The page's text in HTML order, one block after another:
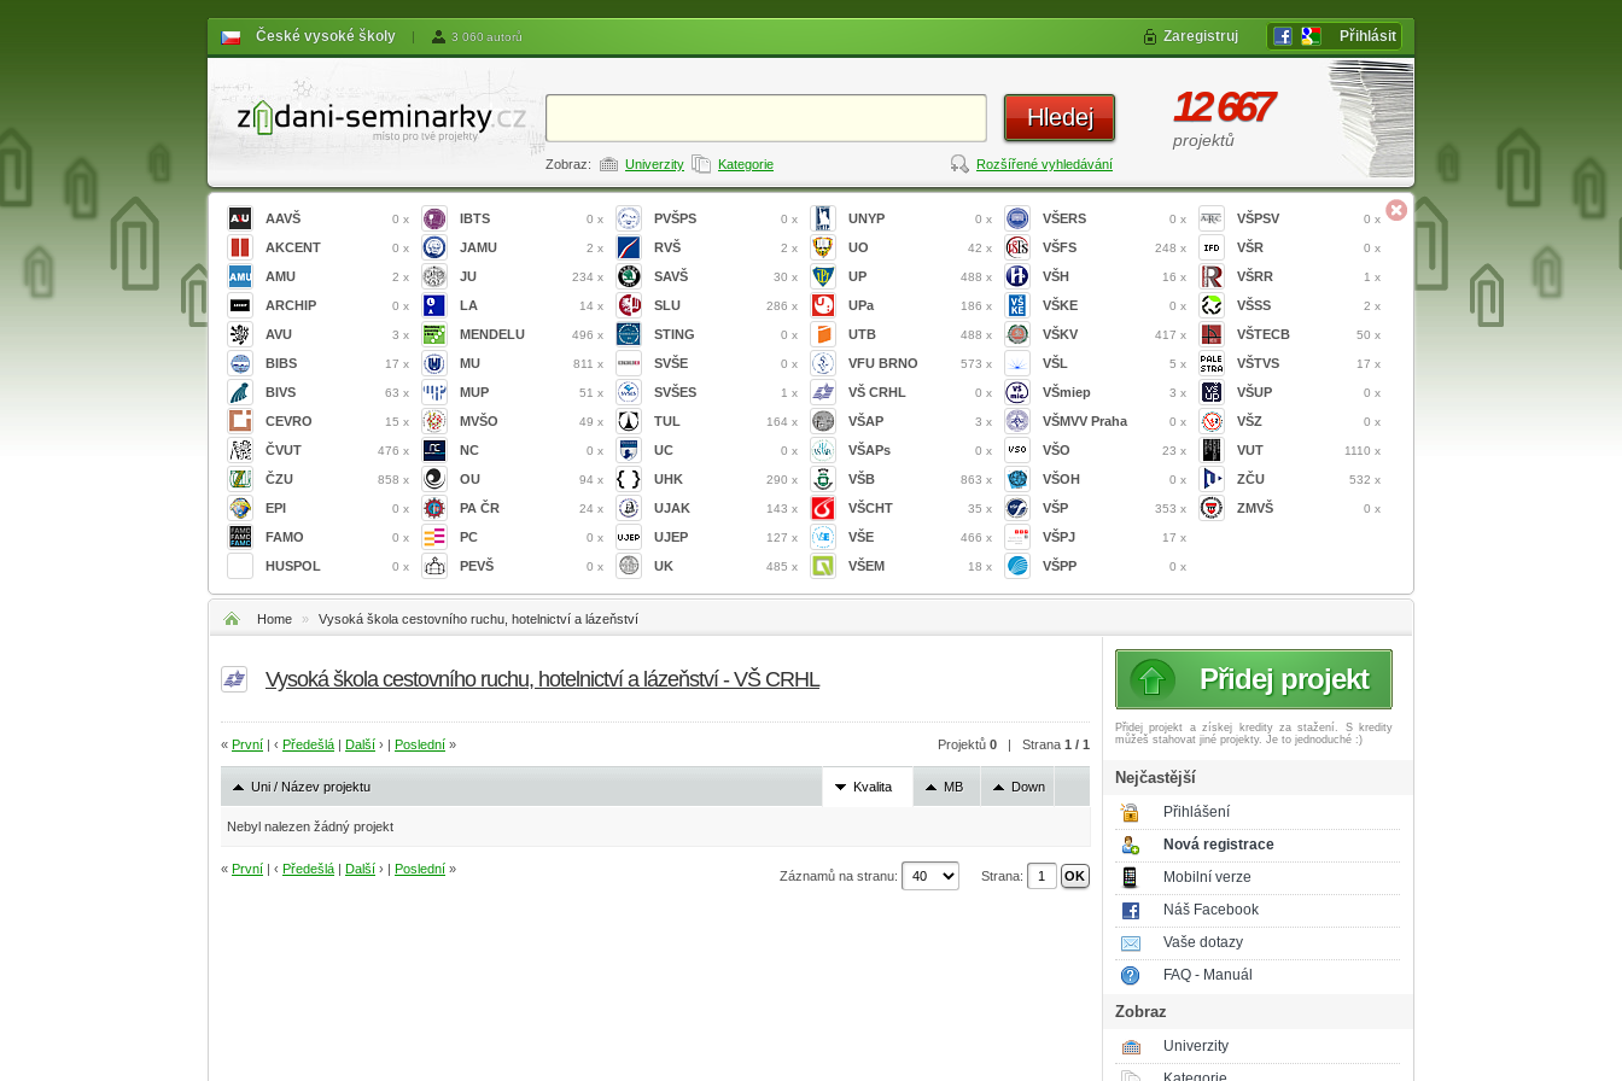
České vysoké školy | 3 060 autorů Zaregistruj Přihlásit
Hledej
Zobraz: Univerzity Kategorie Rozšířené vyhledávání
12 667
projektů
AAVŠ 0 x
AKCENT 0 x
AMU 2 x
ARCHIP 0 x
AVU 3 x
BIBS 17 x
BIVS 63 x
CEVRO 15 x
ČVUT 476 x
ČZU 858 x
EPI 0 x
FAMO 0 x
HUSPOL 0 x
IBTS 0 x
JAMU 2 x
JU 234 x
LA 14 x
MENDELU 496 x
MU 811 x
MUP 51 x
MVŠO 49 x
NC 0 x
OU 94 x
PA ČR 24 x
PC 0 x
PEVŠ 0 x
PVŠPS 0 x
RVŠ 2 x
SAVŠ 30 x
SLU 286 x
STING 0 x
SVŠE 0 x
SVŠES 1 x
TUL 164 x
UC 0 x
UHK 290 x
UJAK 143 x
UJEP 127 x
UK 485 x
UNYP 0 x
UO 42 x
UP 488 x
UPa 186 x
UTB 488 x
VFU BRNO 573 x
VŠ CRHL 0 x
VŠAP 3 x
VŠAPs 0 x
VŠB 863 x
VŠCHT 35 x
VŠE 466 x
VŠEM 18 x
VŠERS 0 x
VŠFS 248 x
VŠH 16 x
VŠKE 0 x
VŠKV 417 x
VŠL 5 x
VŠmiep 3 x
VŠMVV Praha 0 x
VŠO 23 x
VŠOH 0 x
VŠP 353 x
VŠPJ 17 x
VŠPP 0 x
VŠPSV 0 x
VŠR 0 x
VŠRR 1 x
VŠSS 2 x
VŠTECB 50 x
VŠTVS 17 x
VŠUP 0 x
VŠZ 0 x
VUT 1110 x
ZČU 532 x
ZMVŠ 0 x
Home » Vysoká škola cestovního ruchu, hotelnictví a lázeňství
Vysoká škola cestovního ruchu, hotelnictví a lázeňství - VŠ CRHL
« První | ‹ Předešlá | Další › | Poslední » Projektů 0 | Strana 1 / 1
Uni / Název projektu Kvalita MB Down
Nebyl nalezen žádný projekt
« První | ‹ Předešlá | Další › | Poslední » Záznamů na stranu: Strana:
Přidej projekt
Přidej projekt a získej
kredity za stažení. S kredity
můžeš stahovat jiné projekty. Je to jednoduché :)
Nejčastější
Přihlášení
Nová registrace
Mobilní verze
Náš Facebook
Vaše dotazy
FAQ - Manuál
Zobraz
Univerzity